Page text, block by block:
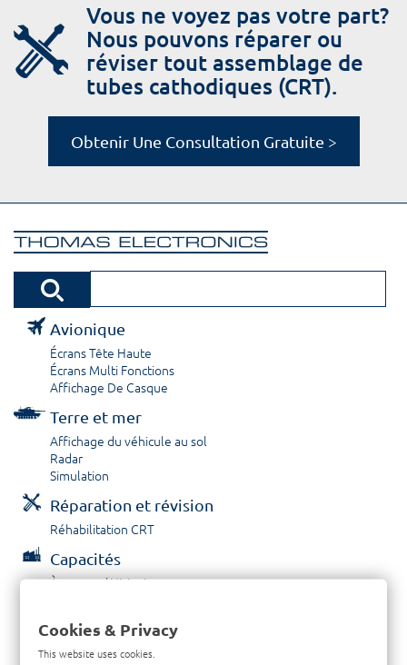
Vous ne voyez pas votre part?
Nous pouvons réparer ou
réviser tout assemblage de
tubes cathodiques (CRT).
Obtenir Une Consultation Gratuite >
Avionique
Écrans Tête Haute
Écrans Multi Fonctions
Affichage De Casque
Terre et mer
Affichage du véhicule au sol
Radar
Simulation
Réparation et révision
Réhabilitation CRT
Capacités
À propos / Historique
Contactez nous
Cookies & Privacy
This website uses cookies.